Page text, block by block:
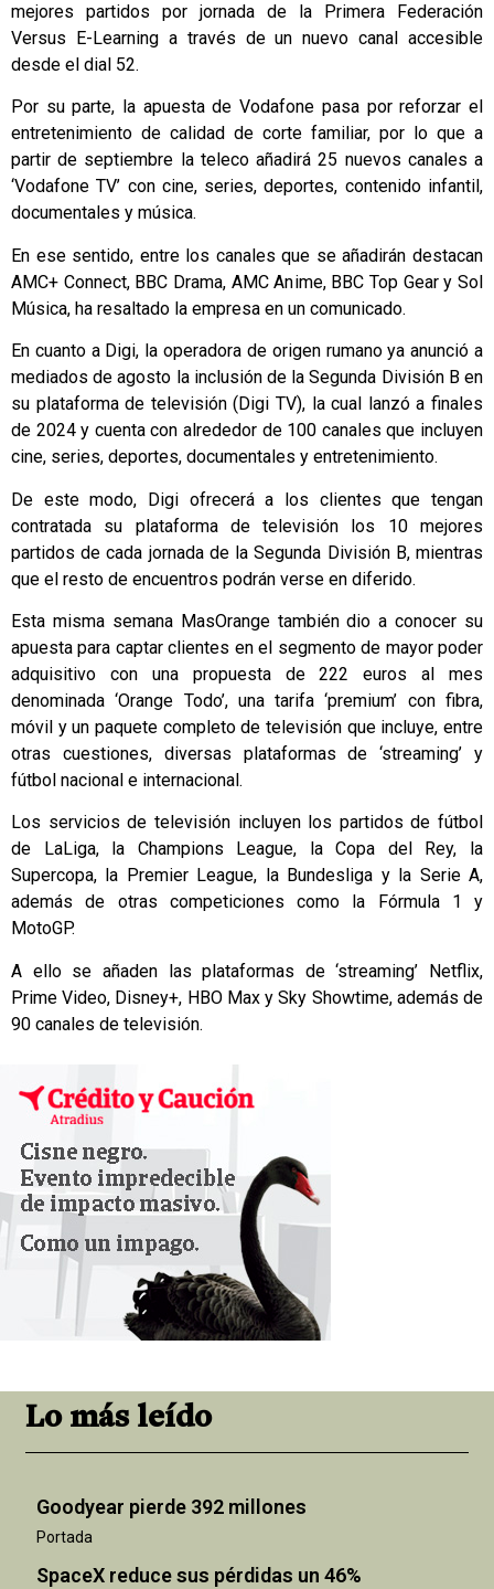
mejores partidos por jornada de la Primera Federación
Versus E-Learning a través de un nuevo canal accesible
desde el dial 52.
Por su parte, la apuesta de Vodafone pasa por reforzar el
entretenimiento de calidad de corte familiar, por lo que a
partir de septiembre la teleco añadirá 25 nuevos canales a
‘Vodafone TV’ con cine, series, deportes, contenido infantil,
documentales y música.
En ese sentido, entre los canales que se añadirán destacan
AMC+ Connect, BBC Drama, AMC Anime, BBC Top Gear y Sol
Música, ha resaltado la empresa en un comunicado.
En cuanto a Digi, la operadora de origen rumano ya anunció a
mediados de agosto la inclusión de la Segunda División B en
su plataforma de televisión (Digi TV), la cual lanzó a finales
de 2024 y cuenta con alrededor de 100 canales que incluyen
cine, series, deportes, documentales y entretenimiento.
De este modo, Digi ofrecerá a los clientes que tengan
contratada su plataforma de televisión los 10 mejores
partidos de cada jornada de la Segunda División B, mientras
que el resto de encuentros podrán verse en diferido.
Esta misma semana MasOrange también dio a conocer su
apuesta para captar clientes en el segmento de mayor poder
adquisitivo con una propuesta de 222 euros al mes
denominada ‘Orange Todo’, una tarifa ‘premium’ con fibra,
móvil y un paquete completo de televisión que incluye, entre
otras cuestiones, diversas plataformas de ‘streaming’ y
fútbol nacional e internacional.
Los servicios de televisión incluyen los partidos de fútbol
de LaLiga, la Champions League, la Copa del Rey, la
Supercopa, la Premier League, la Bundesliga y la Serie A,
además de otras competiciones como la Fórmula 1 y
MotoGP.
A ello se añaden las plataformas de ‘streaming’ Netflix,
Prime Video, Disney+, HBO Max y Sky Showtime, además de
90 canales de televisión.
Lo más leído
Goodyear pierde 392 millones
Portada
SpaceX reduce sus pérdidas un 46%